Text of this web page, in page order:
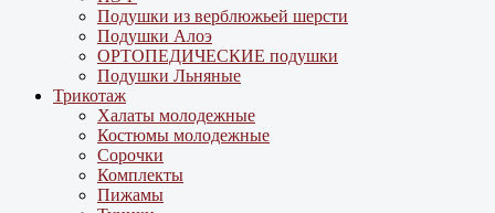
Подушки из верблюжьей шерсти
Подушки Алоэ
ОРТОПЕДИЧЕСКИЕ подушки
Подушки Льняные
Трикотаж
Халаты молодежные
Костюмы молодежные
Сорочки
Комплекты
Пижамы